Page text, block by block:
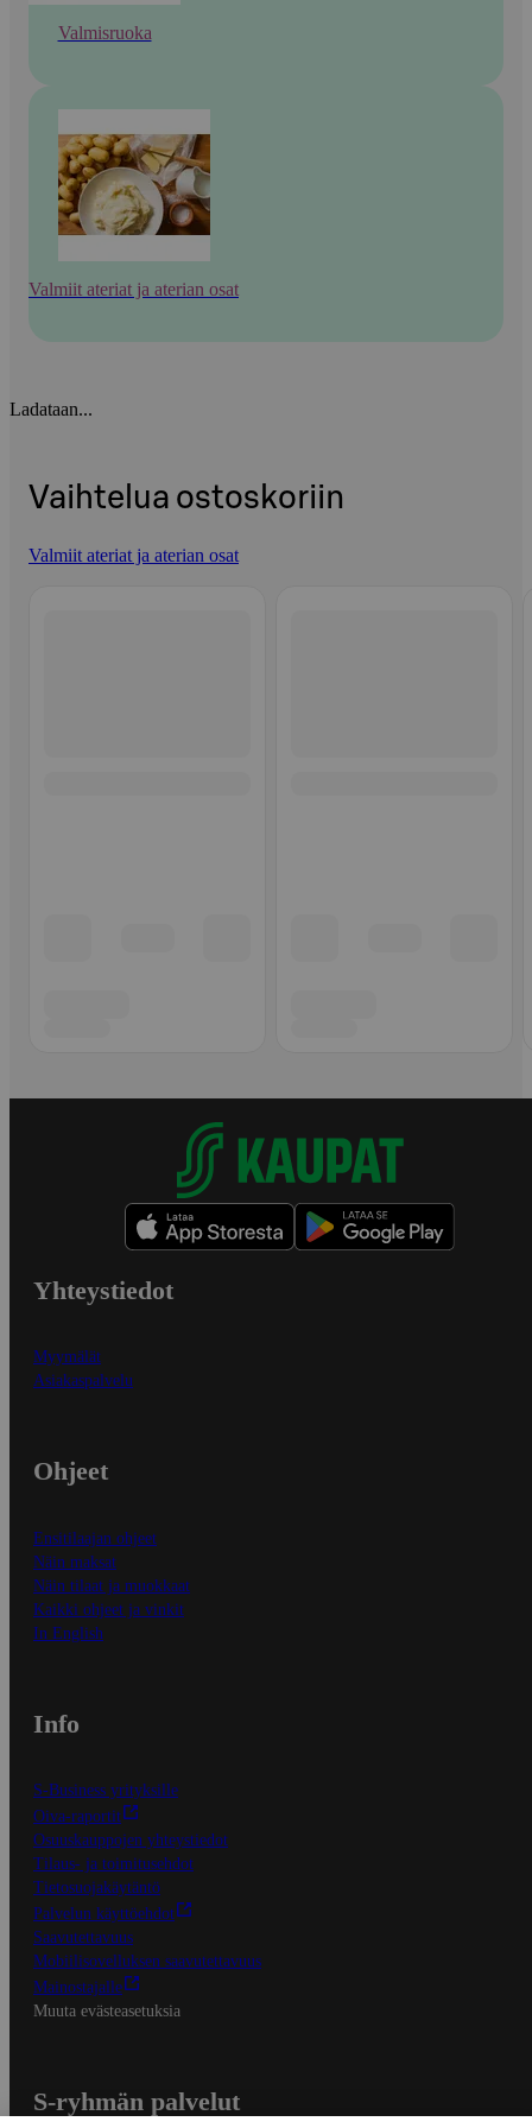
Valmisruoka
Valmiit ateriat ja aterian osat
Ladataan...
Vaihtelua ostoskoriin
Valmiit ateriat ja aterian osat
Yhteystiedot
Myymälät
Asiakaspalvelu
Ohjeet
Ensitilaajan ohjeet
Näin maksat
Näin tilaat ja muokkaat
Kaikki ohjeet ja vinkit
In English
Info
S-Business yrityksille
Oiva-raportit
Osuuskauppojen yhteystiedot
Tilaus- ja toimitusehdot
Tietosuojakäytäntö
Palvelun käyttöehdot
Saavutettavuus
Mobiilisovelluksen saavutettavuus
Mainostajalle
Muuta evästeasetuksia
S-ryhmän palvelut